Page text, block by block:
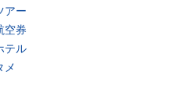
アー
空券
テル
メ